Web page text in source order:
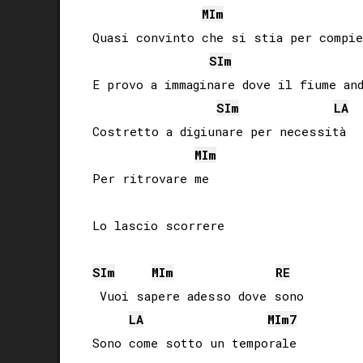
MIm
Quasi convinto che si stia per
SIm
E provo a immaginare dove il fiume
SIm
LA
Costretto a digiunare per necessità
MIm
Per ritrovare me
Lo lascio scorrere
SIm MIm
RE
Vuoi sapere adesso dove sono
LA
MIm7
Sono come sotto un temporale